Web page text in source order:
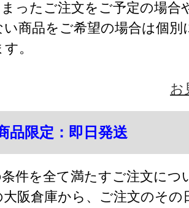
ったご注文をご予定の場合
商品をご希望の場合は個別
。
お
品限定：即日発送
件を全て満たすご注文につ
大阪倉庫から、ご注文のそ